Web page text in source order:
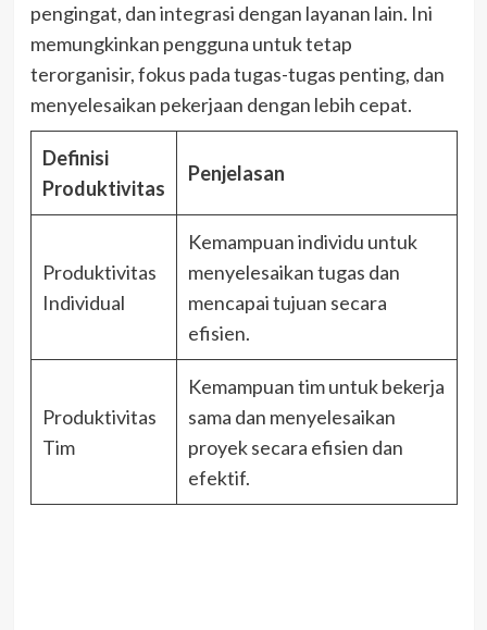
pengingat, dan integrasi dengan layanan lain. Ini
memungkinkan pengguna untuk tetap
terorganisir, fokus pada tugas-tugas penting, dan
menyelesaikan pekerjaan dengan lebih cepat.
Definisi
Produktivitas
Penjelasan
Produktivitas
Individual
Kemampuan individu untuk
menyelesaikan tugas dan
mencapai tujuan secara
efisien.
Produktivitas
Tim
Kemampuan tim untuk bekerja
sama dan menyelesaikan
proyek secara efisien dan
efektif.